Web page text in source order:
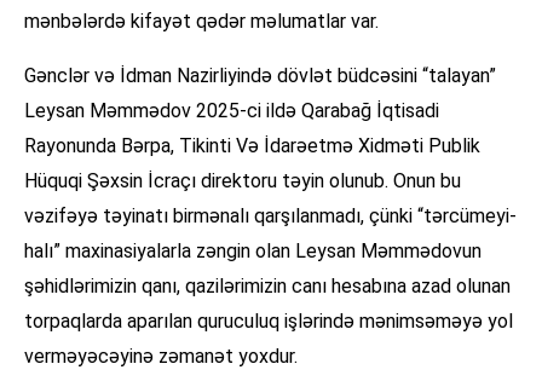
mənbələrdə kifayət qədər məlumatlar var.
Gənclər və İdman Nazirliyində dövlət büdcəsini “talayan”
Leysan Məmmədov 2025-ci ildə Qarabağ İqtisadi
Rayonunda Bərpa, Tikinti Və İdarəetmə Xidməti Publik
Hüquqi Şəxsin İcraçı direktoru təyin olunub. Onun bu
vəzifəyə təyinatı birmənalı qarşılanmadı, çünki “tərcümeyi-
halı” maxinasiyalarla zəngin olan Leysan Məmmədovun
şəhidlərimizin qanı, qazilərimizin canı hesabına azad olunan
torpaqlarda aparılan quruculuq işlərində mənimsəməyə yol
verməyəcəyinə zəmanət yoxdur.